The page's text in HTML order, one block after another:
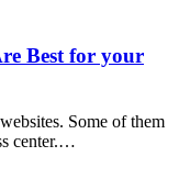
Best for your
Some of them
center.…